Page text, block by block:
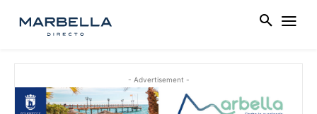
- Advertisement -